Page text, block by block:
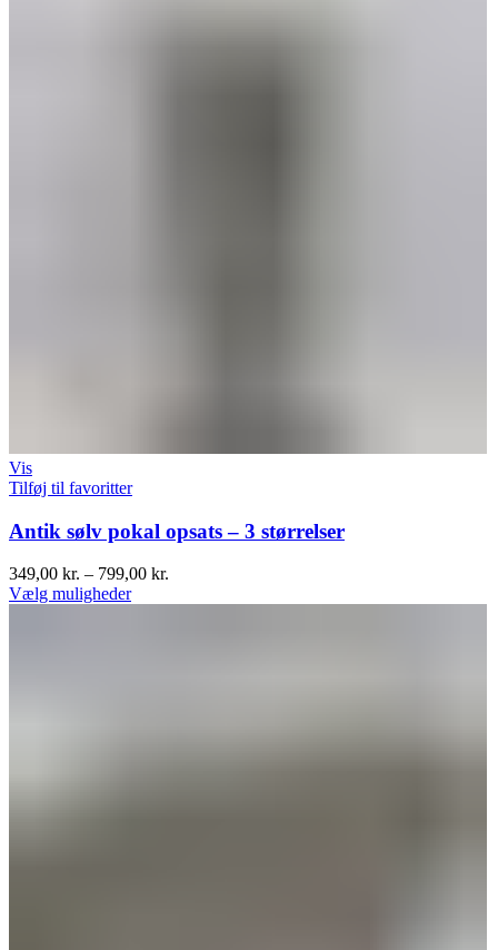
Vis
Tilføj til favoritter
Antik sølv pokal opsats – 3 størrelser
349,00 kr. – 799,00 kr.
Vælg muligheder